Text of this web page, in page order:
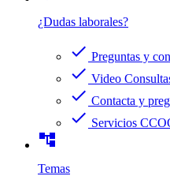
¿Dudas laborales?
check Preguntas y
check Video
check Contacta y
check Servicios
account_tree
Temas